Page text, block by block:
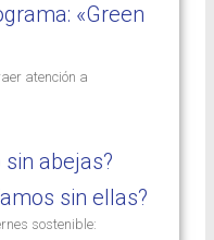
«Green
atención a
abejas?
sin ellas?
sostenible: